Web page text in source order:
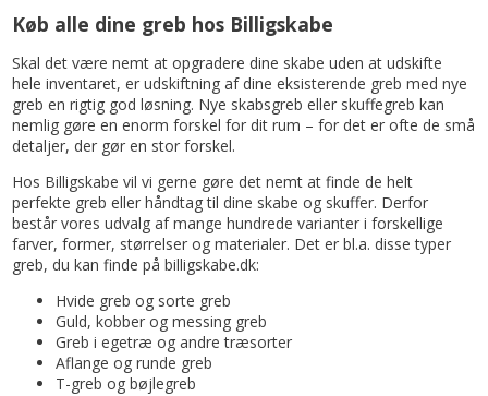
Køb alle dine greb hos Billigskabe
Skal det være nemt at opgradere dine skabe uden at udskifte
hele inventaret, er udskiftning af dine eksisterende greb med nye
greb en rigtig god løsning. Nye skabsgreb eller skuffegreb kan
nemlig gøre en enorm forskel for dit rum – for det er ofte de små
detaljer, der gør en stor forskel.
Hos Billigskabe vil vi gerne gøre det nemt at finde de helt
perfekte greb eller håndtag til dine skabe og skuffer. Derfor
består vores udvalg af mange hundrede varianter i forskellige
farver, former, størrelser og materialer. Det er bl.a. disse typer
greb, du kan finde på billigskabe.dk:
Hvide greb og sorte greb
Guld, kobber og messing greb
Greb i egetræ og andre træsorter
Aflange og runde greb
T-greb og bøjlegreb